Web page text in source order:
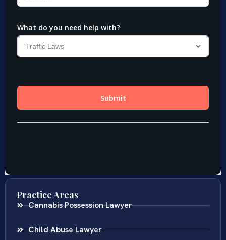
Practice Areas
Cannabis Possession Lawyer
Child Abuse Lawyer